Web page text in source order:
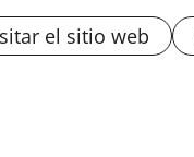
el sitio web